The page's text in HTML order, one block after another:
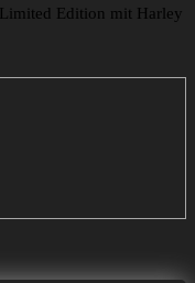
Edition mit Harley